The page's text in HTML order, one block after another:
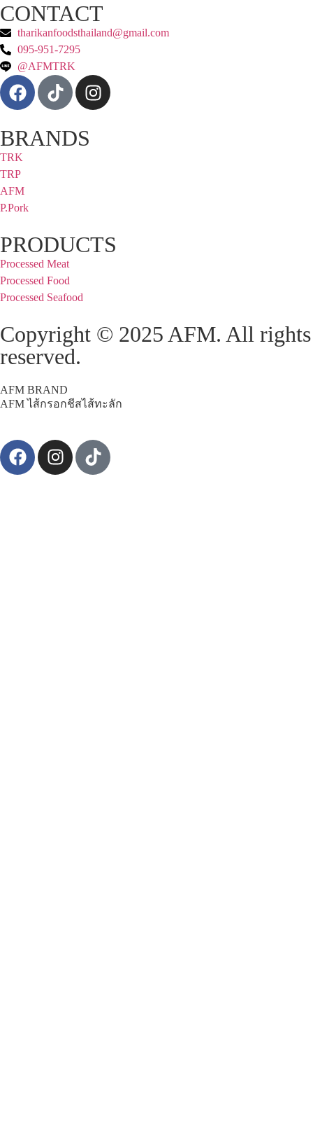
CONTACT
tharikanfoodsthailand@gmail.com
095-951-7295
@AFMTRK
BRANDS
TRK
TRP
AFM
P.Pork
PRODUCTS
Processed Meat
Processed Food
Processed Seafood
Copyright © 2025 AFM. All rights
reserved.
AFM BRAND
AFM ไส้กรอกชีสไส้ทะลัก